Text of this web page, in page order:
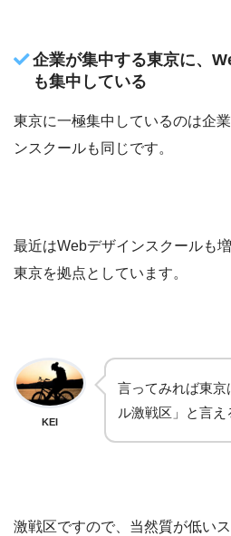
企業が集中する東京に、
も集中している
東京に一極集中しているのは企
ンスクールも同じです。
最近はWebデザインスクールも
東京を拠点としています。
KEI
言ってみれば東京
ル激戦区」と言え
激戦区ですので、当然質が低い